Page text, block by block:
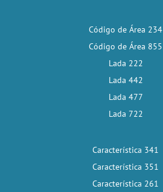
Código de Área 234
Código de Área 855
Lada 222
Lada 442
Lada 477
Lada 722
Característica 341
Característica 351
Característica 261